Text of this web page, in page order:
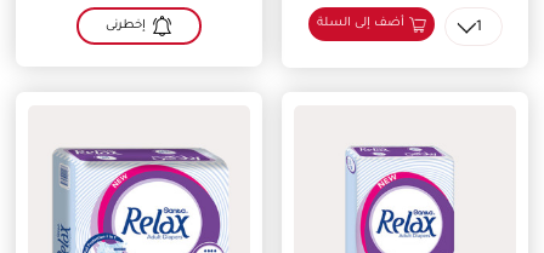
1 أضف إلى السلة إخطرنى